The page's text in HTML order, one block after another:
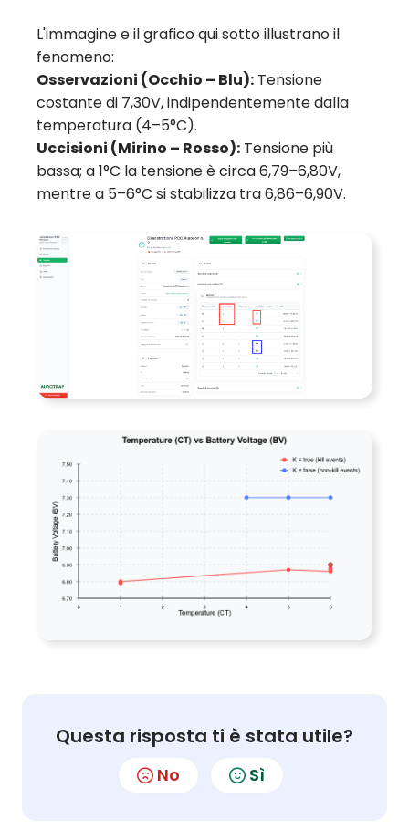
L'immagine e il grafico qui sotto illustrano il
fenomeno:
Osservazioni (Occhio – Blu): Tensione
costante di 7,30V, indipendentemente dalla
temperatura (4–5°C).
Uccisioni (Mirino – Rosso): Tensione più
bassa; a 1°C la tensione è circa 6,79–6,80V,
mentre a 5–6°C si stabilizza tra 6,86–6,90V.
Questa risposta ti è stata utile?
No Sì